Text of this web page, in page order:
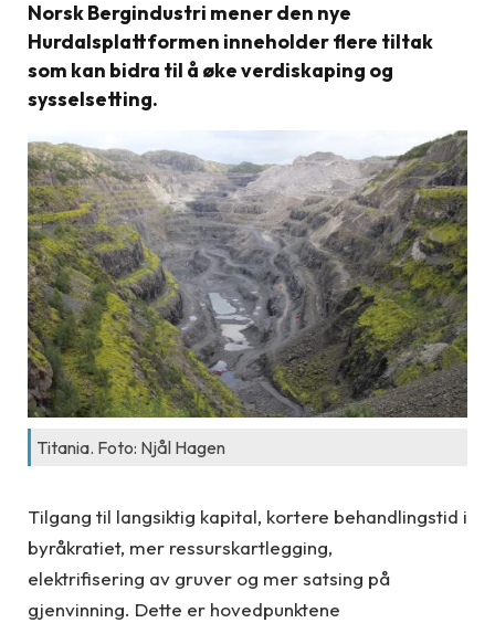
Norsk Bergindustri mener den nye
Hurdalsplattformen inneholder flere tiltak
som kan bidra til å øke verdiskaping og
sysselsetting.
Titania. Foto: Njål Hagen
Tilgang til langsiktig kapital, kortere behandlingstid i
byråkratiet, mer ressurskartlegging,
elektrifisering av gruver og mer satsing på
gjenvinning. Dette er hovedpunktene